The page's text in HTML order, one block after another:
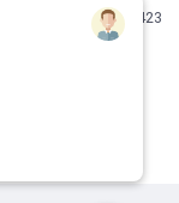
09371742423 (لطفا فقط پیامک داده و یا از طریق واتساپ با ما در ارتباط باشید)